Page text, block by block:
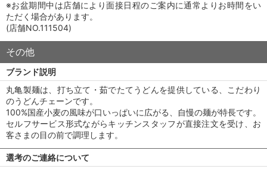
※お盆期間中は店舗により面接日程のご案内に通常よりお時間をい
ただく場合があります。
(店舗NO.111504)
その他
ブランド説明
丸亀製麺は、打ち立て・茹でたてうどんを提供している、こだわり
のうどんチェーンです。
100%国産小麦の風味が口いっぱいに広がる、自慢の麺が特長です。
セルフサービス形式ながらキッチンスタッフが直接注文を受け、お
客さまの目の前で調理します。
選考のご連絡について